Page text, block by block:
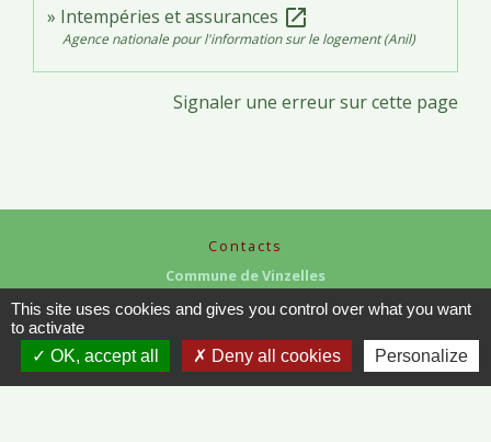
Intempéries et assurances open_in_new
Agence nationale pour l'information sur le logement (Anil)
Signaler une erreur sur cette page
Contacts
Commune de Vinzelles
71680 Vinzelles - FRANCE
+33 3 85 35 61 19
Contact par formulaire
This site uses cookies and gives you control over what you want
to activate
OK, accept all
Deny all cookies Personalize